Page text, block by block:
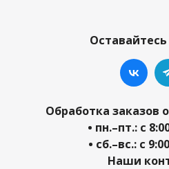
Оставайтесь
Обработка заказов
• пн.–пт.: с
• сб.–вс.: с
Наши